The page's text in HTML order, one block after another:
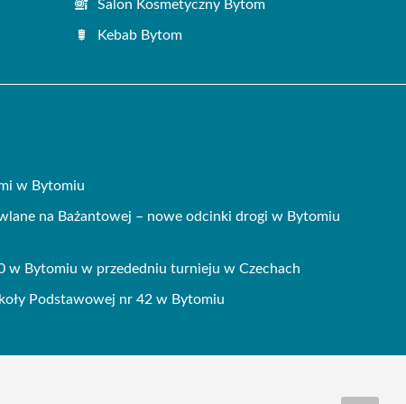
Salon Kosmetyczny Bytom
Kebab Bytom
w Bytomiu
na Bażantowej – nowe odcinki drogi w Bytomiu
w Bytomiu w przededniu turnieju w Czechach
Podstawowej nr 42 w Bytomiu